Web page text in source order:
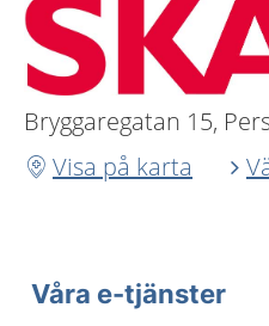
Bryggaregatan 15,
Visa på karta
Våra e-tjänster